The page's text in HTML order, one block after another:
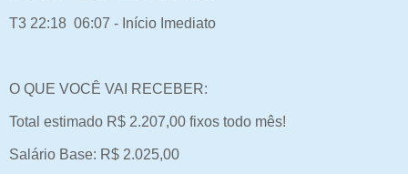
T3 22:18 06:07 - Início Imediato
O QUE VOCÊ VAI RECEBER:
Total estimado R$ 2.207,00 fixos todo mês!
Salário Base: R$ 2.025,00